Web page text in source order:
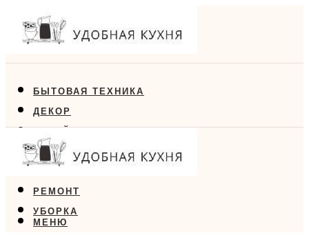
БЫТОВАЯ ТЕХНИКА
ДЕКОР
ДИЗАЙН
ЕДА
РЕМОНТ
УБОРКА
МЕНЮ